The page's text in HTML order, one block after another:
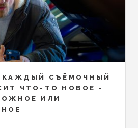
КАЖДЫЙ СЪЁМОЧНЫЙ
ЧТО-ТО НОВОЕ -
ИЛИ